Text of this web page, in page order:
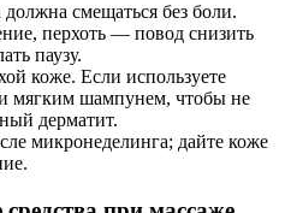
смещаться без боли.
перхоть — повод снизить
паузу.
коже. Если используете
мягким шампунем, чтобы не
дерматит.
микронеделинга; дайте коже